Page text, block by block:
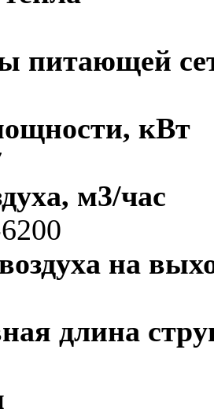
питающей
кВт
м3/час
на
длина